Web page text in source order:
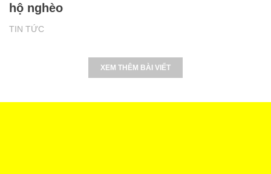
TIN TỨC
hộ nghèo
XEM THÊM BÀI VIẾT